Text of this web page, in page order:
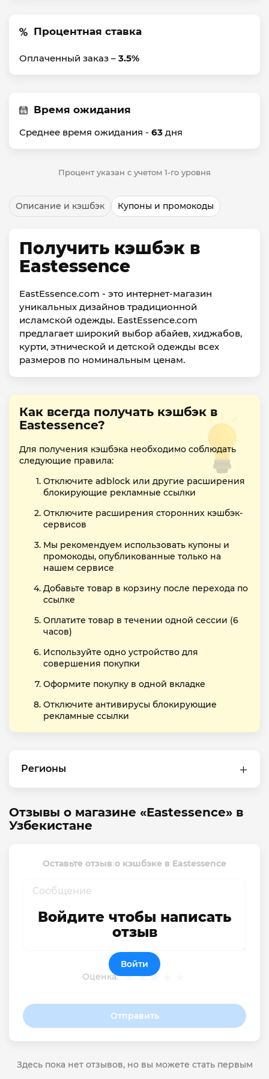
Процентная ставка
Оплаченный заказ – 3.5%
Время ожидания
Среднее время ожидания - 63 дня
Процент указан с учетом 1-го уровня
Описание и кэшбэк Купоны и промокоды
Получить кэшбэк в
Eastessence
EastEssence.com - это интернет-магазин
уникальных дизайнов традиционной
исламской одежды. EastEssence.com
предлагает широкий выбор абайев, хиджабов,
курти, этнической и детской одежды всех
размеров по номинальным ценам.
Как всегда получать кэшбэк в
Eastessence?
Для получения кэшбэка необходимо соблюдать
следующие правила:
Отключите adblock или другие расширения
блокирующие рекламные ссылки
Отключите расширения сторонних кэшбэк-
сервисов
Мы рекомендуем использовать купоны и
промокоды, опубликованные только на
нашем сервисе
Добавьте товар в корзину после перехода по
ссылке
Оплатите товар в течении одной сессии (6
часов)
Используйте одно устройство для
совершения покупки
Оформите покупку в одной вкладке
Отключите антивирусы блокирующие
рекламные ссылки
Регионы
Отзывы о магазине «Eastessence» в
Узбекистане
Оставьте отзыв о кэшбэке в Eastessence
Оценка:
Отправить
Войдите чтобы написать
отзыв
Войти
Здесь пока нет отзывов, но вы можете стать первым